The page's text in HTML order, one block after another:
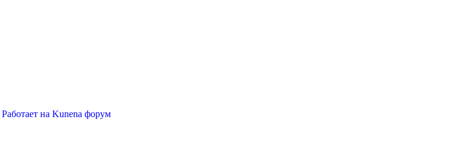
Работает на Kunena форум